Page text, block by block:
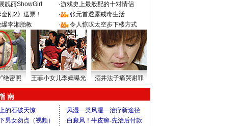
靓丽ShowGirl ·游戏史上最般配的十对情侣
金刚2》送票！ ·
张元首透露戒毒生活
爆李湘胎教 · 令人惊叹太空步下楼方式
绝密照 王菲小女儿李嫣曝光 酒井法子痛哭谢罪
南